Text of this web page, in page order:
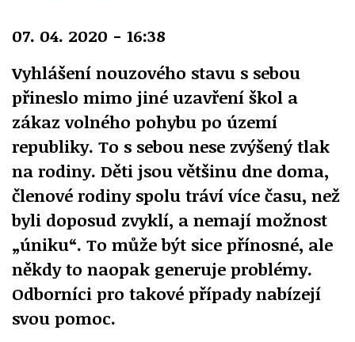
07. 04. 2020 - 16:38
Vyhlášení nouzového stavu s sebou
přineslo mimo jiné uzavření škol a
zákaz volného pohybu po území
republiky. To s sebou nese zvýšený tlak
na rodiny. Děti jsou většinu dne doma,
členové rodiny spolu tráví více času, než
byli doposud zvyklí, a nemají možnost
„úniku“. To může být sice přínosné, ale
někdy to naopak generuje problémy.
Odborníci pro takové případy nabízejí
svou pomoc.